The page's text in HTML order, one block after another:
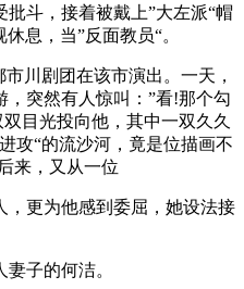
斗，接着被戴上”大左派“帽
息，当”反面教员“。
川剧团在该市演出。一天，
突然有人惊叫：”看!那个勾
目光投向他，其中一双久久
攻“的流沙河，竟是位描画不
来，又从一位
，更为他感到委屈，她设法接
子的何洁。